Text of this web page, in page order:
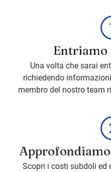
Entriamo
Una volta che sarai
richiedendo
membro del nostro team
Scopri i costi subdoli ed